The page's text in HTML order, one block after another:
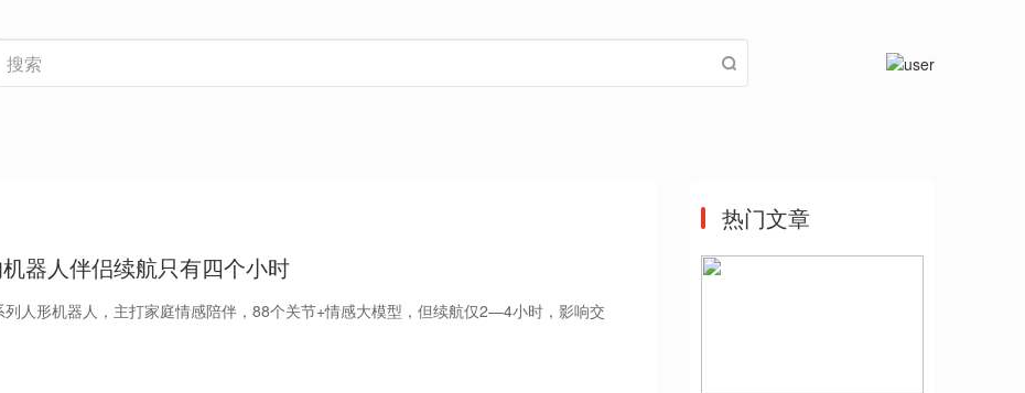
器人伴侣续航只有四个小时
列人形机器人，主打家庭情感陪伴，88个关节+情感大模型，但续航仅2—4小时，影响交
热门文章